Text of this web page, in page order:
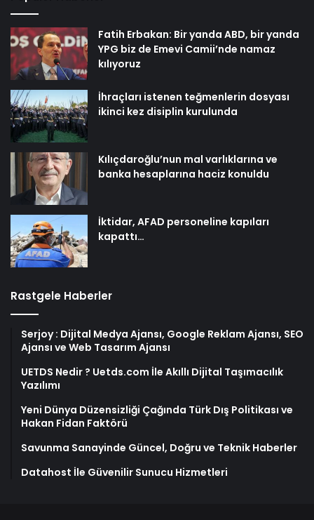
Fatih Erbakan: Bir yanda ABD, bir yanda
YPG biz de Emevi Camii’nde namaz
kılıyoruz
İhraçları istenen teğmenlerin dosyası
ikinci kez disiplin kurulunda
Kılıçdaroğlu’nun mal varlıklarına ve
banka hesaplarına haciz konuldu
İktidar, AFAD personeline kapıları
kapattı…
Rastgele Haberler
Serjoy : Dijital Medya Ajansı, Google Reklam Ajansı, SEO
Ajansı ve Web Tasarım Ajansı
UETDS Nedir ? Uetds.com İle Akıllı Dijital Taşımacılık
Yazılımı
Yeni Dünya Düzensizliği Çağında Türk Dış Politikası ve
Hakan Fidan Faktörü
Savunma Sanayinde Güncel, Doğru ve Teknik Haberler
Datahost İle Güvenilir Sunucu Hizmetleri